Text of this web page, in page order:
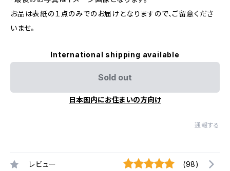
お品は表紙の１点のみでのお届けとなりますので、ご留意くださ
いませ。
International shipping available
Sold out
日本国内にお住まいの方向け
通報する
レビュー (98)